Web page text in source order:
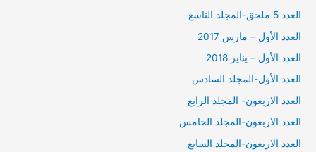
العدد 5 ملحق-المجلد التاسع
العدد الأول – مارس 2017
العدد الأول – يناير 2018
العدد الأول-المجلد السادس
العدد الاربعون- المجلد الرابع
العدد الاربعون-المجلد الخامس
العدد الاربعون-المجلد السابع